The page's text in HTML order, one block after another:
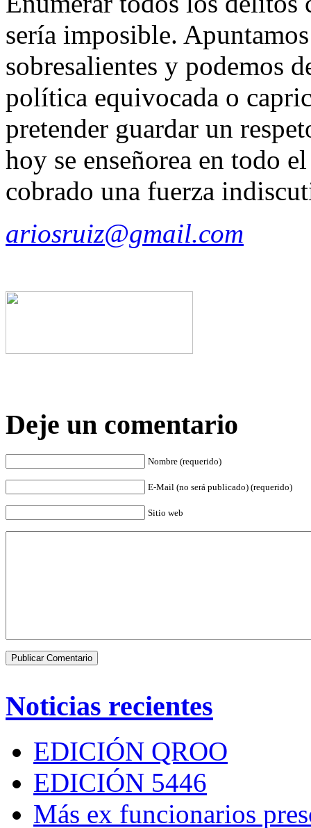
sería imposible.
sobresalientes y podemos
política equivocada o
pretender guardar un
hoy se enseñorea en todo
cobrado una fuerza
ariosruiz@gmail.com
Deje un comentario
Nombre (requerido)
E-Mail (no será publicado) (requerido)
Sitio web
Noticias recientes
EDICIÓN QROO
EDICIÓN 5446
Más ex funcionarios